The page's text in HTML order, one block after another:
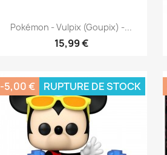
Pokémon - Vulpix (Goupix) -...
15,99 €
Aperçu rapide
-5,00 € RUPTURE DE STOCK